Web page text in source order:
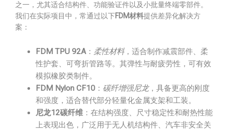
之一，尤其适合结构件、功能验证件以及小批量终端零部件。
我们在实际项目中，常通过以下FDM材料提供差异化解决方
案：
FDM TPU 92A： 柔性材料，适合制作减震部件、柔
性护套、可弯折管路等。其弹性与耐疲劳性，可有效
模拟橡胶类制件。
FDM Nylon CF10 ： 碳纤增强尼龙，具备更高的刚度
和强度，适合替代部分轻量化金属支架和工装。
尼龙12碳纤维 ：在结构强度、尺寸稳定性和耐热性能
上表现出色，广泛用于无人机结构件、汽车非安全关